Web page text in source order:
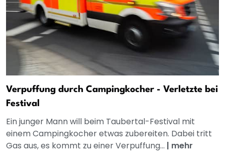
Verpuffung durch Campingkocher - Verletzte bei
Festival
Ein junger Mann will beim Taubertal-Festival mit
einem Campingkocher etwas zubereiten. Dabei tritt
Gas aus, es kommt zu einer Verpuffung... | mehr